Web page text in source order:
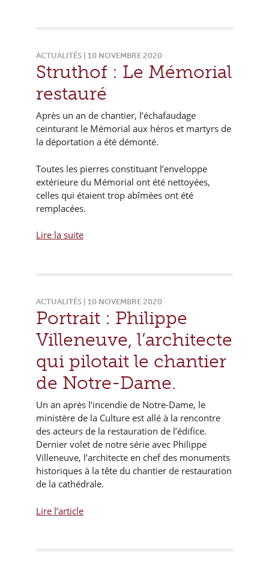
ACTUALITÉS | 10 NOVEMBRE 2020
Struthof : Le Mémorial
restauré
Après un an de chantier, l’échafaudage
ceinturant le Mémorial aux héros et martyrs de
la déportation a été démonté.
Toutes les pierres constituant l’enveloppe
extérieure du Mémorial ont été nettoyées,
celles qui étaient trop abîmées ont été
remplacées.
Lire la suite
ACTUALITÉS | 10 NOVEMBRE 2020
Portrait : Philippe
Villeneuve, l’architecte
qui pilotait le chantier
de Notre-Dame.
Un an après l’incendie de Notre-Dame, le
ministère de la Culture est allé à la rencontre
des acteurs de la restauration de l’édifice.
Dernier volet de notre série avec Philippe
Villeneuve, l’architecte en chef des monuments
historiques à la tête du chantier de restauration
de la cathédrale.
Lire l’article